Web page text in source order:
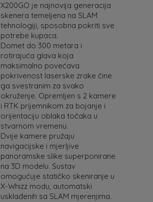
X200GO je najnovija generacija
skenera temeljena na SLAM
tehnologiji, sposobna pokriti sve
potrebe kupaca.
Domet do 300 metara i
rotirajuća glava koja
maksimalno povećava
pokrivenost laserske zrake čine
ga svestranim za svako
okruženje. Opremljen s 2 kamere
i RTK prijemnikom za bojanje i
orijentaciju oblaka točaka u
stvarnom vremenu.
Dvije kamere pružaju
navigacijske i mjerljive
panoramske slike superponirane
na 3D modelu. Sustav
omogućuje statičko skeniranje u
X-Whizz modu, automatski
usklađenih sa SLAM mjerenjima.